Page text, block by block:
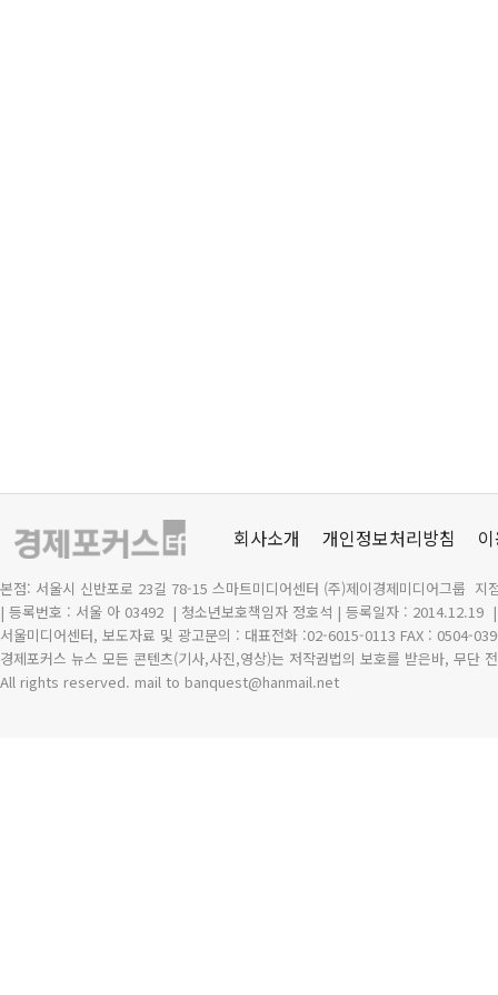
회사소개 개인정보처리방침
본점: 서울시 신반포로 23길 78-15 스마트미디어센터 (주)제이경제미디어그룹 지
| 등록번호 : 서울 아 03492 | 청소년보호책임자 정호석 | 등록일자 : 2014.12.19
서울미디어센터, 보도자료 및 광고문의 : 대표전화 :02-6015-0113 FAX : 0504-
경제포커스 뉴스 모든 콘텐츠(기사,사진,영상)는 저작권법의 보호를 받은바, 무단
All rights reserved. mail to banquest@hanmail.net